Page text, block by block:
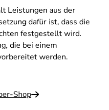
Leistungen aus der
dafür ist, dass die
festgestellt wird.
die bei einem
werden.
Shop